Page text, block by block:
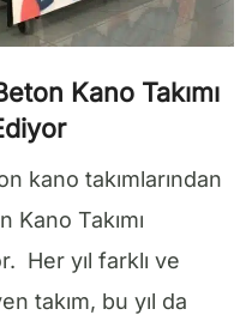
Kano Takımı
kano takımlarından
Kano Takımı
Her yıl farklı ve
takım, bu yıl da